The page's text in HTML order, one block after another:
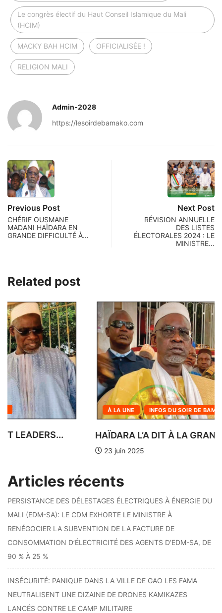
Le congrès électif du Haut Conseil Islamique du Mali
(HCIM)
MACKY BAH HCIM OFFICIALISÉE !
RELIGION MALI
Admin-2028
https://lesoirdebamako.com
Previous Post
CHÉRIF OUSMANE
MADANI HAÏDARA EN
GRANDE DIFFICULTÉ À…
Next Post
RÉVISION ANNUELLE
DES LISTES
ÉLECTORALES 2024 : LE
MINISTRE…
Related post
À LA UNE INFOS DU SOIR DE BAMAKO
HAÏDARA L’A DIT À LA GRANDE PRIÈRE...
Articles récents
PERSISTANCE DES DÉLESTAGES ÉLECTRIQUES À ÉNERGIE DU
MALI (EDM-SA): LE CDM EXHORTE LE MINISTRE À
RENÉGOCIER LA SUBVENTION DE LA FACTURE DE
CONSOMMATION D’ÉLECTRICITÉ DES AGENTS D’EDM-SA, DE
90 % À 25 %
INSÉCURITÉ: PANIQUE DANS LA VILLE DE GAO LES FAMA
NEUTRALISENT UNE DIZAINE DE DRONES KAMIKAZES
LANCÉS CONTRE LE CAMP MILITAIRE